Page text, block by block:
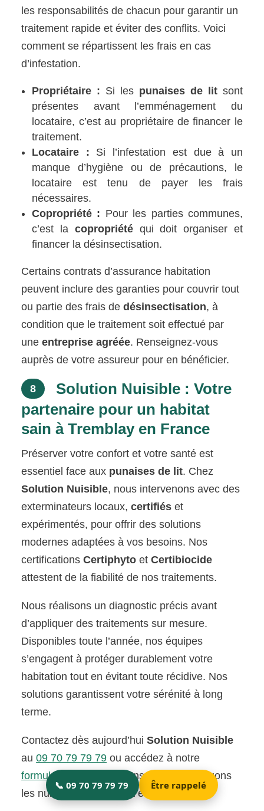
les responsabilités de chacun pour garantir un
traitement rapide et éviter des conflits. Voici
comment se répartissent les frais en cas
d’infestation.
Propriétaire : Si les punaises de litsont
présentes avant l’emménagement du
locataire, c’est au propriétaire de financer le
traitement.
Locataire : Si l’infestation est due à un
manque d’hygiène ou de précautions, le
locataire est tenu de payer les frais
nécessaires.
Copropriété : Pour les parties communes,
c’est la copropriétéqui doit organiser et
financer la désinsectisation.
Certains contrats d’assurance habitation
peuvent inclure des garanties pour couvrir tout
ou partie des frais dedésinsectisation, à
condition que le traitement soit effectué par
uneentreprise agréée. Renseignez-vous
auprès de votre assureur pour en bénéficier.
8
Solution Nuisible : Votre
partenaire pour un habitat
sain à Tremblay en France
Préserver votre confort et votre santé est
essentiel face aux punaises de lit. Chez
Solution Nuisible, nous intervenons avec des
exterminateurs locaux,certifiés et
expérimentés, pour offrir des solutions
modernes adaptées à vos besoins. Nos
certificationsCertiphyto etCertibiocide
attestent de la fiabilité de nos traitements.
Nous réalisons un diagnostic précis avant
d’appliquer des traitements sur mesure.
Disponibles toute l’année, nos équipes
s’engagent à protéger durablement votre
habitation tout en évitant toute récidive. Nos
solutions garantissent votre sérénité à long
terme.
Contactez dès aujourd’huiSolution Nuisible
au09 70 79 79 79 ou accédez à notre
formulaire de contact
. Ensemble, éradiquons
les nuisibles rapidement et efficacement.